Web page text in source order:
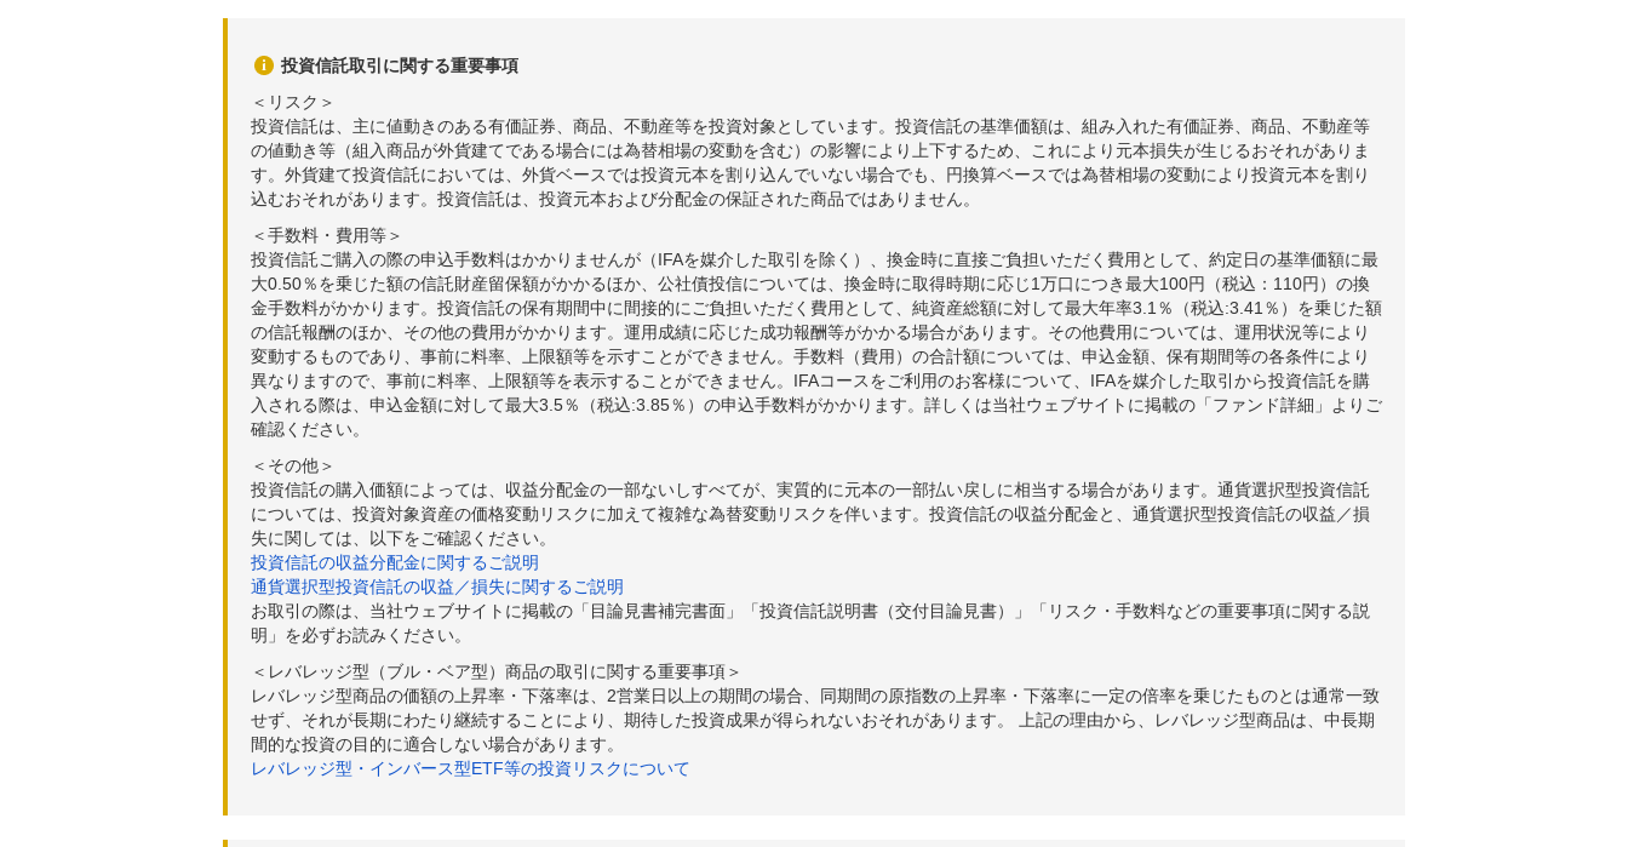
投資信託取引に関する重要事項
＜リスク＞
投資信託は、主に値動きのある有価証券、商品、不動産等を投資対象としています。投資信託の基準価額は、組み入れた有価証券、商品、不動産等
の値動き等（組入商品が外貨建てである場合には為替相場の変動を含む）の影響により上下するため、これにより元本損失が生じるおそれがありま
す。外貨建て投資信託においては、外貨ベースでは投資元本を割り込んでいない場合でも、円換算ベースでは為替相場の変動により投資元本を割り
込むおそれがあります。投資信託は、投資元本および分配金の保証された商品ではありません。
＜手数料・費用等＞
投資信託ご購入の際の申込手数料はかかりませんが（IFAを媒介した取引を除く）、換金時に直接ご負担いただく費用として、約定日の基準価額に最
大0.50％を乗じた額の信託財産留保額がかかるほか、公社債投信については、換金時に取得時期に応じ1万口につき最大100円（税込：110円）の換
金手数料がかかります。投資信託の保有期間中に間接的にご負担いただく費用として、純資産総額に対して最大年率3.1％（税込:3.41％）を乗じた額
の信託報酬のほか、その他の費用がかかります。運用成績に応じた成功報酬等がかかる場合があります。その他費用については、運用状況等により
変動するものであり、事前に料率、上限額等を示すことができません。手数料（費用）の合計額については、申込金額、保有期間等の各条件により
異なりますので、事前に料率、上限額等を表示することができません。IFAコースをご利用のお客様について、IFAを媒介した取引から投資信託を購
入される際は、申込金額に対して最大3.5％（税込:3.85％）の申込手数料がかかります。詳しくは当社ウェブサイトに掲載の「ファンド詳細」よりご
確認ください。
＜その他＞
投資信託の購入価額によっては、収益分配金の一部ないしすべてが、実質的に元本の一部払い戻しに相当する場合があります。通貨選択型投資信託
については、投資対象資産の価格変動リスクに加えて複雑な為替変動リスクを伴います。投資信託の収益分配金と、通貨選択型投資信託の収益／損
失に関しては、以下をご確認ください。
投資信託の収益分配金に関するご説明
通貨選択型投資信託の収益／損失に関するご説明
お取引の際は、当社ウェブサイトに掲載の「目論見書補完書面」「投資信託説明書（交付目論見書）」「リスク・手数料などの重要事項に関する説
明」を必ずお読みください。
＜レバレッジ型（ブル・ベア型）商品の取引に関する重要事項＞
レバレッジ型商品の価額の上昇率・下落率は、2営業日以上の期間の場合、同期間の原指数の上昇率・下落率に一定の倍率を乗じたものとは通常一致
せず、それが長期にわたり継続することにより、期待した投資成果が得られないおそれがあります。 上記の理由から、レバレッジ型商品は、中長期
間的な投資の目的に適合しない場合があります。
レバレッジ型・インバース型ETF等の投資リスクについて